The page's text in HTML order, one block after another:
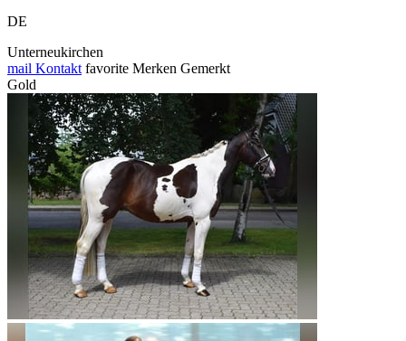
DE
Unterneukirchen
mail Kontakt favorite Merken Gemerkt
Gold